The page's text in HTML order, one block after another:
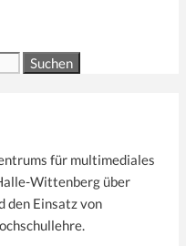
für multi­mediales
Wittenberg über
den Einsatz von